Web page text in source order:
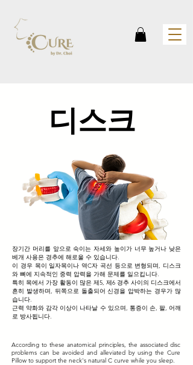
디스크
장기간 머리를 앞으로 숙이는 자세와 높이가 너무 높거나 낮은
베개 사용은 경추에 해로울 수 있습니다.
이 경우 목이 일자목이나 역C자 곡선 등으로 변형되며, 디스크
와 뼈에 지속적인 중력 압력을 가해 문제를 일으킵니다.
특히 목에서 가장 활동이 많은 제5, 제6 경추 사이의 디스크에서
흔히 발생하며, 뒤쪽으로 돌출되어 신경을 압박하는 경우가 많
습니다.
근력 약화와 감각 이상이 나타날 수 있으며, 통증이 손, 팔, 어깨
로 방사됩니다.
According to these anatomical principles, the associated disc
problems can be avoided and alleviated by using the Cure
Pillow to support the neck's natural C curve while you sleep.